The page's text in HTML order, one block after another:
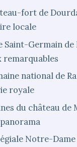
fort de
locale
Saint-Germain
remarquables
national de
royale
du château
Notre-